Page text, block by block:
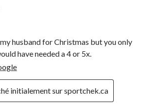
husband for Christmas but you only
have needed a 4 or 5x.
initialement sur sportchek.ca